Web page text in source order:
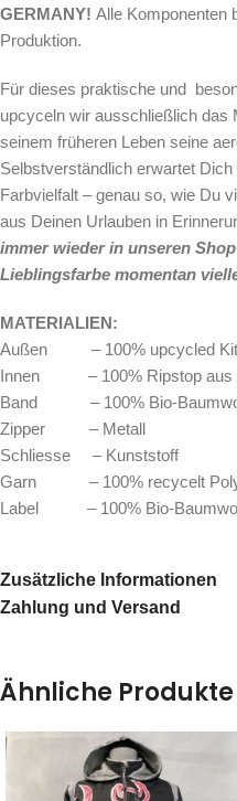
GERMANY! Alle Komponenten
Produktion.
Für dieses praktische und
upcyceln wir ausschließlich das
seinem früheren Leben seine
Selbstverständlich erwartet
Farbvielfalt – genau so, wie Du
aus Deinen Urlauben in
immer wieder in unseren
Lieblingsfarbe momentan
MATERIALIEN:
Außen – 100% upcycled
Innen – 100% Ripstop aus
Band – 100% Bio-
Zipper – Metall
Schliesse – Kunststoff
Garn – 100% recycelt
Label – 100% Bio-
Zusätzliche Informationen
Zahlung und Versand
Ähnliche Produkte